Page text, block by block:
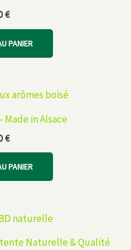
€
PANIER
Made in Alsace
€
PANIER
Naturelle & Qualité